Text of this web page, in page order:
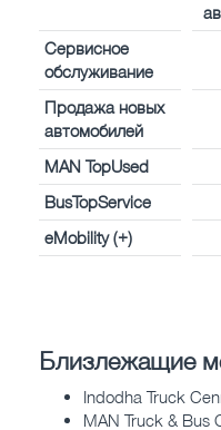
Сервисное
обслуживание
Продажа новых
автомобилей
MAN TopUsed
BusTopService
eMobility (+)
Близлежащие
Indodha Truck
MAN Truck & Bus